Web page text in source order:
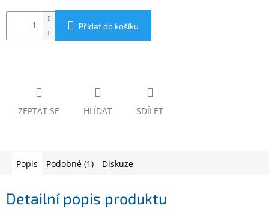
Gaming
Cyklo
Dílna
Velké
Přidat do košíku
ZEPTAT SE HLÍDAT SDÍLET
Popis Podobné (1) Diskuze
Detailní popis produktu